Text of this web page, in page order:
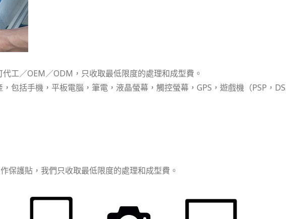
工／OEM／ODM，只收取最低限度的處理和成型費。
包括手機，平板電腦，筆電，液晶螢幕，觸控螢幕，GPS，遊戲機（PSP，
保護貼，我們只收取最低限度的處理和成型費。